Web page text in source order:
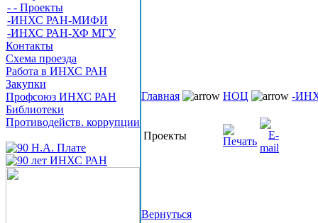
- - Проекты
-ИНХС РАН-МИФИ
-ИНХС РАН-ХФ МГУ
Контакты
Схема проезда
Работа в ИНХС РАН
Закупки
Профсоюз ИНХС РАН
Библиотеки
Противодейств. коррупции
Главная НОЦ -
Проекты
Вернуться